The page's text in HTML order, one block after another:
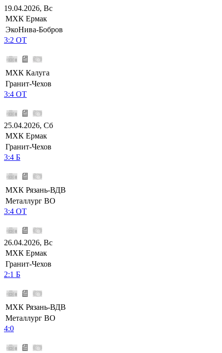
19.04.2026, Вс
МХК Ермак
ЭкоНива-Бобров
3:2 ОТ
МХК Калуга
Гранит-Чехов
3:4 ОТ
25.04.2026, Сб
МХК Ермак
Гранит-Чехов
3:4 Б
МХК Рязань-ВДВ
Металлург ВО
3:4 ОТ
26.04.2026, Вс
МХК Ермак
Гранит-Чехов
2:1 Б
МХК Рязань-ВДВ
Металлург ВО
4:0